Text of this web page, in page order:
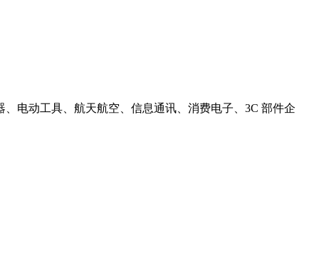
动工具、航天航空、信息通讯、消费电子、3C 部件企